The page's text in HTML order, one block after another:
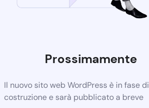
Prossimamente
Il nuovo sito web WordPress è in fase di
costruzione e sarà pubblicato a breve